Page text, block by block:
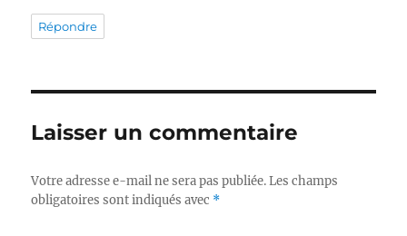
Répondre
Laisser un commentaire
Votre adresse e-mail ne sera pas publiée. Les champs
obligatoires sont indiqués avec *